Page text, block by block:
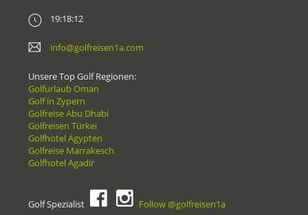
19:18:12
info@golfreisen1a.com
Unsere Top Golf Regionen:
Golfurlaub Oman
Golf in Zypern
Golfreise Abu Dhabi
Golfreisen Türkei
Golfhotel Ägypten
Golfreise Marrakesch
Golfhotel Agadir
Golf Spezialist Follow @golfreisen1a